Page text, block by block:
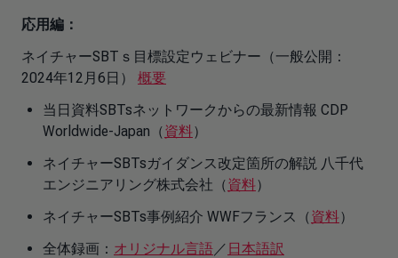
応用編：
ネイチャーSBTｓ目標設定ウェビナー（一般公開：
2024年12月6日） 概要
当日資料SBTsネットワークからの最新情報 CDP
Worldwide-Japan（資料）
ネイチャーSBTsガイダンス改定箇所の解説 八千代
エンジニアリング株式会社（資料）
ネイチャーSBTs事例紹介 WWFフランス（資料）
全体録画： オリジナル言語／ 日本語訳